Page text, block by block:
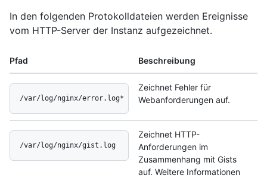
In den folgenden Protokolldateien werden Ereignisse
vom HTTP-Server der Instanz aufgezeichnet.
Pfad Beschreibung
/var/log/nginx/error.log*
Zeichnet Fehler für
Webanforderungen auf.
/var/log/nginx/gist.log
Zeichnet HTTP-
Anforderungen im
Zusammenhang mit Gists
auf. Weitere Informationen